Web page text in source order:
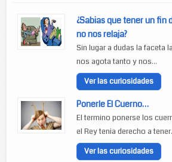
¿Sabias que tener un fin
no nos relaja?
Sin lugar a dudas la faceta
nos agota tanto y nos...
Ver las curiosidades
Ponerle El Cuerno…
El termino ponerse los
el Rey tenia derecho a
Ver las curiosidades